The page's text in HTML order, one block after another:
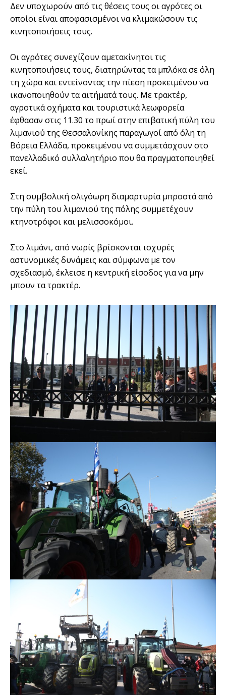
Δεν υποχωρούν από τις θέσεις τους οι αγρότες οι
οποίοι είναι αποφασισμένοι να κλιμακώσουν τις
κινητοποιήσεις τους.
Οι αγρότες συνεχίζουν αμετακίνητοι τις
κινητοποιήσεις τους, διατηρώντας τα μπλόκα σε όλη
τη χώρα και εντείνοντας την πίεση προκειμένου να
ικανοποιηθούν τα αιτήματά τους. Με τρακτέρ,
αγροτικά οχήματα και τουριστικά λεωφορεία
έφθασαν στις 11.30 το πρωί στην επιβατική πύλη του
λιμανιού της Θεσσαλονίκης παραγωγοί από όλη τη
Βόρεια Ελλάδα, προκειμένου να συμμετάσχουν στο
πανελλαδικό συλλαλητήριο που θα πραγματοποιηθεί
εκεί.
Στη συμβολική ολιγόωρη διαμαρτυρία μπροστά από
την πύλη του λιμανιού της πόλης συμμετέχουν
κτηνοτρόφοι και μελισσοκόμοι.
Στο λιμάνι, από νωρίς βρίσκονται ισχυρές
αστυνομικές δυνάμεις και σύμφωνα με τον
σχεδιασμό, έκλεισε η κεντρική είσοδος για να μην
μπουν τα τρακτέρ.